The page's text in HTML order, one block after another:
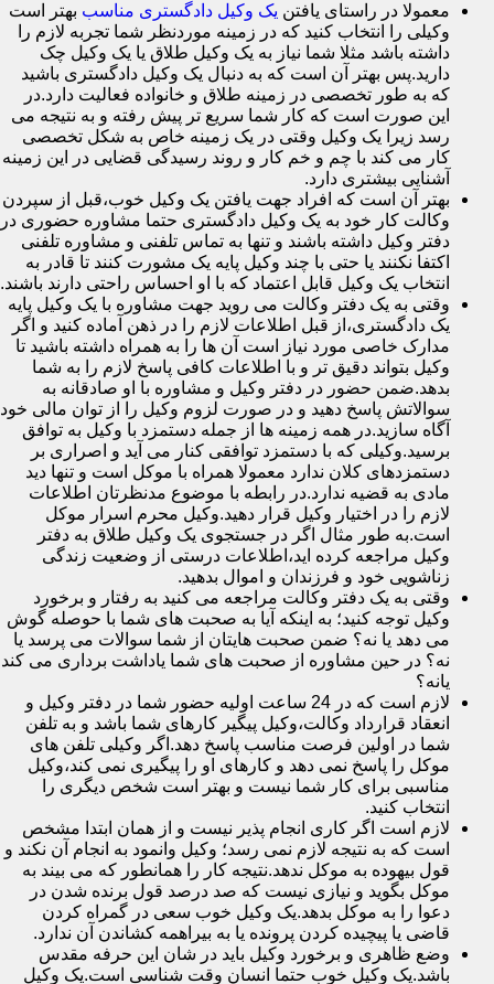
معمولا در راستای یافتن یک وکیل دادگستری مناسب بهتر است
وکیلی را انتخاب کنید که در زمینه موردنظر شما تجربه لازم را
داشته باشد مثلا شما نیاز به یک وکیل طلاق یا یک وکیل چک
دارید.پس بهتر آن است که به دنبال یک وکیل دادگستری باشید
که به طور تخصصی در زمینه طلاق و خانواده فعالیت دارد.در
این صورت است که کار شما سریع تر پیش رفته و به نتیجه می
رسد زیرا یک وکیل وقتی در یک زمینه خاص به شکل تخصصی
کار می کند با چم و خم کار و روند رسیدگی قضایی در این زمینه
آشنایی بیشتری دارد.
بهتر آن است که افراد جهت یافتن یک وکیل خوب،قبل از سپردن
وکالت کار خود به یک وکیل دادگستری حتما مشاوره حضوری در
دفتر وکیل داشته باشند و تنها به تماس تلفنی و مشاوره تلفنی
اکتفا نکنند یا حتی با چند وکیل پایه یک مشورت کنند تا قادر به
انتخاب یک وکیل قابل اعتماد که با او احساس راحتی دارند باشند.
وقتی به یک دفتر وکالت می روید جهت مشاوره با یک وکیل پایه
یک دادگستری،از قبل اطلاعات لازم را در ذهن آماده کنید و اگر
مدارک خاصی مورد نیاز است آن ها را به همراه داشته باشید تا
وکیل بتواند دقیق تر و با اطلاعات کافی پاسخ لازم را به شما
بدهد.ضمن حضور در دفتر وکیل و مشاوره با او صادقانه به
سوالاتش پاسخ دهید و در صورت لزوم وکیل را از توان مالی خود
آگاه سازید.در همه زمینه ها از جمله دستمزد با وکیل به توافق
برسید.وکیلی که با دستمزد توافقی کنار می آید و اصراری بر
دستمزدهای کلان ندارد معمولا همراه با موکل است و تنها دید
مادی به قضیه ندارد.در رابطه با موضوع مدنظرتان اطلاعات
لازم را در اختیار وکیل قرار دهید.وکیل محرم اسرار موکل
است.به طور مثال اگر در جستجوی یک وکیل طلاق به دفتر
وکیل مراجعه کرده اید،اطلاعات درستی از وضعیت زندگی
زناشویی خود و فرزندان و اموال بدهید.
وقتی به یک دفتر وکالت مراجعه می کنید به رفتار و برخورد
وکیل توجه کنید؛ به اینکه آیا به صحبت های شما با حوصله گوش
می دهد یا نه؟ ضمن صحبت هایتان از شما سوالات می پرسد یا
نه؟ در حین مشاوره از صحبت های شما یاداشت برداری می کند
یانه؟
لازم است که در 24 ساعت اولیه حضور شما در دفتر وکیل و
انعقاد قرارداد وکالت،وکیل پیگیر کارهای شما باشد و به تلفن
شما در اولین فرصت مناسب پاسخ دهد.اگر وکیلی تلفن های
موکل را پاسخ نمی دهد و کارهای او را پیگیری نمی کند،وکیل
مناسبی برای کار شما نیست و بهتر است شخص دیگری را
انتخاب کنید.
لازم است اگر کاری انجام پذیر نیست و از همان ابتدا مشخص
است که به نتیجه لازم نمی رسد؛ وکیل وانمود به انجام آن نکند و
قول بیهوده به موکل ندهد.نتیجه کار را همانطور که می بیند به
موکل بگوید و نیازی نیست که صد درصد قول برنده شدن در
دعوا را به موکل بدهد.یک وکیل خوب سعی در گمراه کردن
قاضی یا پیچیده کردن پرونده یا به بیراهمه کشاندن آن ندارد.
وضع ظاهری و برخورد وکیل باید در شان این حرفه مقدس
باشد.یک وکیل خوب حتما انسان وقت شناسی است.یک وکیل